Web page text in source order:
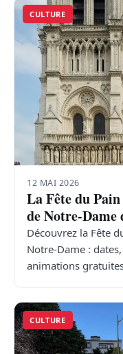
CULTURE
12 MAI 2026
La Fête du
de Notre-Dame
Découvrez la Fête
Notre-Dame :
animations
CULTURE